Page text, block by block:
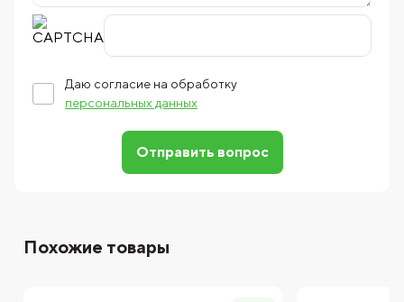
Даю согласие на обработку
персональных данных
Отправить вопрос
Похожие товары